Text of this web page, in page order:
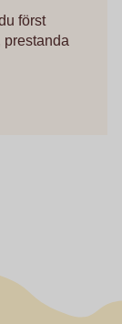
först
prestanda